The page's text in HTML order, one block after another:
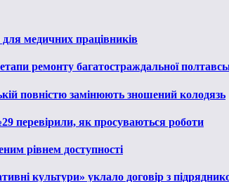
медичних працівників
ремонту багатостраждальної
повністю замінюють зношений колодязь
перевірили, як просуваються роботи
рівнем доступності
культури» уклало договір з